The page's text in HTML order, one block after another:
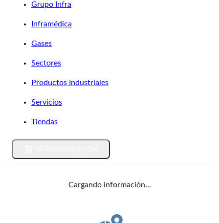
Grupo Infra
Inframédica
Gases
Sectores
Productos Industriales
Servicios
Tiendas
Cargando información...